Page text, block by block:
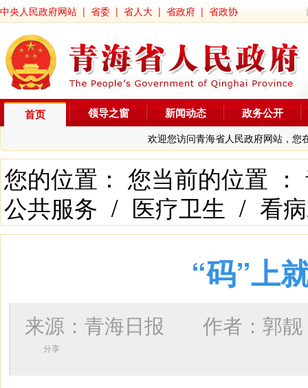
中央人民政府网站 | 省委 | 省人大 | 省政府 | 省政协
首页
欢迎您访问青海省人民政府网站，您
领导之窗 新闻动态 政务公开
您的位置： 您当前的位置 ：
公共服务 / 医疗卫生 / 看
“码”上
来源：青海日报 作者： 郭靓
分享